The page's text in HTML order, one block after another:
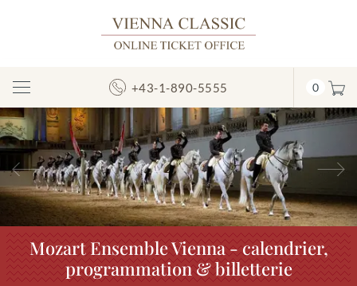
Afficher/masquer
la
navigation
+43-1-890-5555 0
Précédent
Mozart Ensemble Vienna - calendrier,
programmation & billetterie